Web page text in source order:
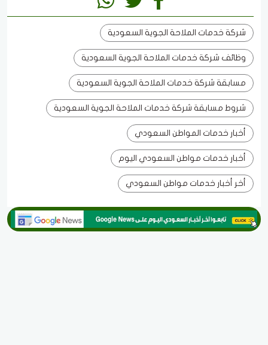
شركة خدمات الملاحة الجوية السعودية
وظائف شركة خدمات الملاحة الجوية السعودية
مسابقة شركة خدمات الملاحة الجوية السعودية
شروط مسابقة شركة خدمات الملاحة الجوية السعودية
أخبار خدمات المواطن السعودي
أخبار خدمات مواطن السعودي اليوم
أخر أخبار خدمات مواطن السعودي